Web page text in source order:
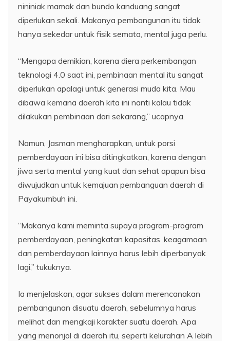
nininiak mamak dan bundo kanduang sangat
diperlukan sekali. Makanya pembangunan itu tidak
hanya sekedar untuk fisik semata, mental juga perlu.
“Mengapa demikian, karena diera perkembangan
teknologi 4.0 saat ini, pembinaan mental itu sangat
diperlukan apalagi untuk generasi muda kita. Mau
dibawa kemana daerah kita ini nanti kalau tidak
dilakukan pembinaan dari sekarang,” ucapnya.
Namun, Jasman mengharapkan, untuk porsi
pemberdayaan ini bisa ditingkatkan, karena dengan
jiwa serta mental yang kuat dan sehat apapun bisa
diwujudkan untuk kemajuan pembanguan daerah di
Payakumbuh ini.
“Makanya kami meminta supaya program-program
pemberdayaan, peningkatan kapasitas ,keagamaan
dan pemberdayaan lainnya harus lebih diperbanyak
lagi,” tukuknya.
Ia menjelaskan, agar sukses dalam merencanakan
pembangunan disuatu daerah, sebelumnya harus
melihat dan mengkaji karakter suatu daerah. Apa
yang menonjol di daerah itu, seperti kelurahan A lebih